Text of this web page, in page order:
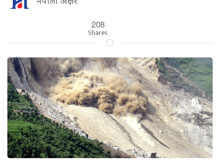
208
Shares